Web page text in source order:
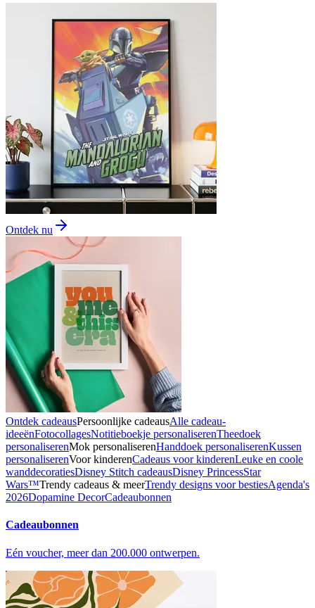
Ontdek nu
Ontdek cadeausPersoonlijke cadeausAlle cadeau-
ideeënFotocollagesNotitieboekje personaliserenTheedoek
personaliserenMok personaliserenHanddoek personaliserenKussen
personaliserenVoor kinderenCadeaus voor kinderenLeuke en coole
wanddecoratiesDisney Stitch cadeausDisney PrincessStar
Wars™Trendy cadeaus & meerTrendy designs voor bestiesAgenda's
2026Dopamine DecorCadeaubonnen
Cadeaubonnen
Eén voucher, meer dan 200.000 ontwerpen.